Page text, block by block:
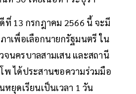
13 กรกฎาคม 2566 นี้ จะมี
าเพื่อเลือกนายกรัฐมนตรี ใน
จนครบาลสามเสน และสถานี
พ ได้ประสานขอความร่วมมือ
หยุดเรียนเป็นเวลา 1 วัน